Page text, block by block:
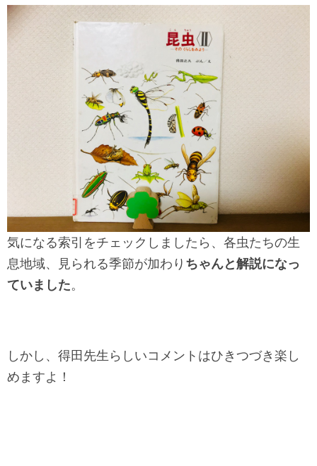
気になる索引をチェックしましたら、各虫たちの生
息地域、見られる季節が加わり ちゃんと解説になっ
ていました。
しかし、得田先生らしいコメントはひきつづき楽し
めますよ！